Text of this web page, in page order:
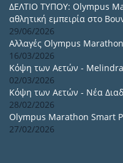
ΔΕΛΤΙΟ ΤΥΠΟΥ: Olympus
αθλητική εμπειρία στο
29/06/2026
Αλλαγές Olympus
16/03/2026
Κόψη των Αετών -
02/03/2026
Κόψη των Αετών - Νέα
28/02/2026
Olympus Marathon Smart
27/02/2026